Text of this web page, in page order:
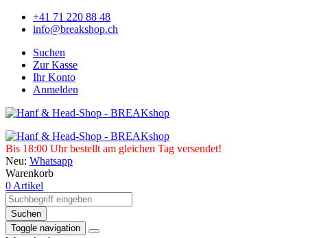
+41 71 220 88 48
info@breakshop.ch
Suchen
Zur Kasse
Ihr Konto
Anmelden
Bis 18:00 Uhr bestellt am gleichen Tag versendet!
Neu: Whatsapp
Warenkorb
0 Artikel
Suchen
Toggle navigation